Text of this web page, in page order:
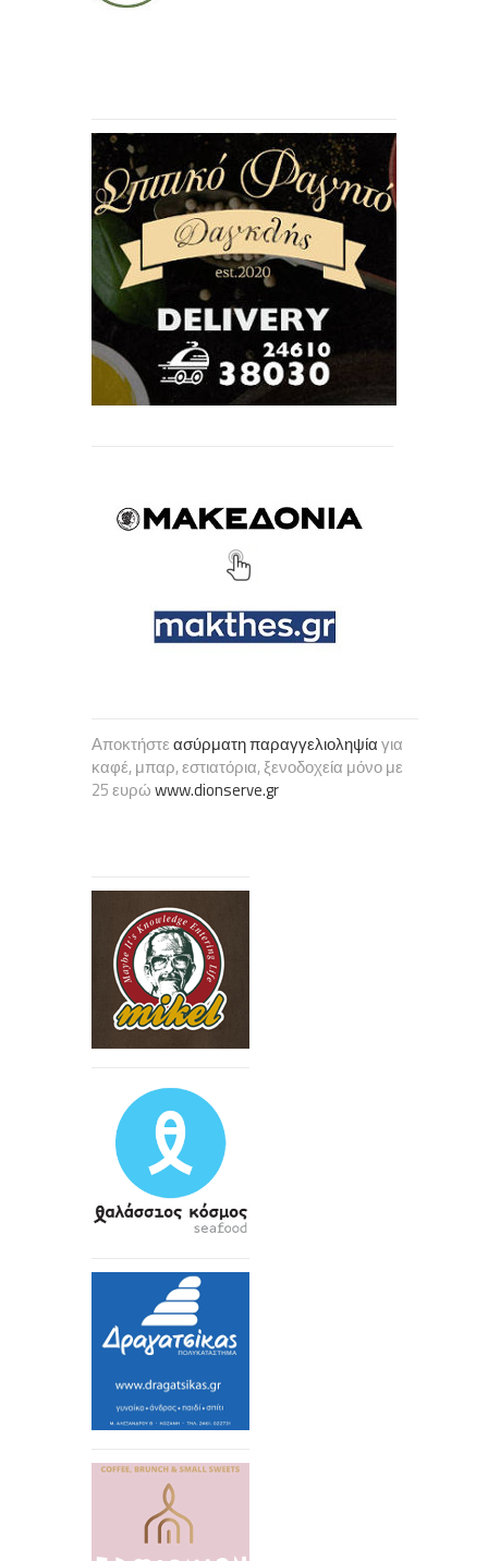
Αποκτήστεασύρματη παραγγελιοληψίαγια
καφέ, μπαρ, εστιατόρια, ξενοδοχεία μόνο με
25 ευρώwww.dionserve.gr